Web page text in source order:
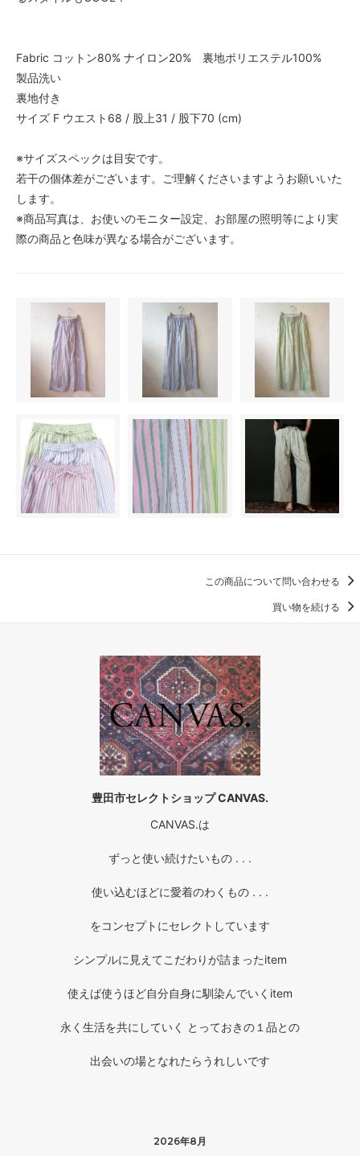
Fabric コットン80% ナイロン20% 裏地ポリエステル100%
製品洗い
裏地付き
サイズ F ウエスト68 / 股上31 / 股下70 (cm)
※サイズスペックは目安です。
若干の個体差がございます。ご理解くださいますようお願いいた
します。
※商品写真は、お使いのモニター設定、お部屋の照明等により実
際の商品と色味が異なる場合がございます。
この商品について問い合わせる
買い物を続ける
豊田市セレクトショップ CANVAS.
CANVAS.は
ずっと使い続けたいもの . . .
使い込むほどに愛着のわくもの . . .
をコンセプトにセレクトしています
シンプルに見えてこだわりが詰まったitem
使えば使うほど自分自身に馴染んでいくitem
永く生活を共にしていく とっておきの１品との
出会いの場となれたらうれしいです
2026年8月